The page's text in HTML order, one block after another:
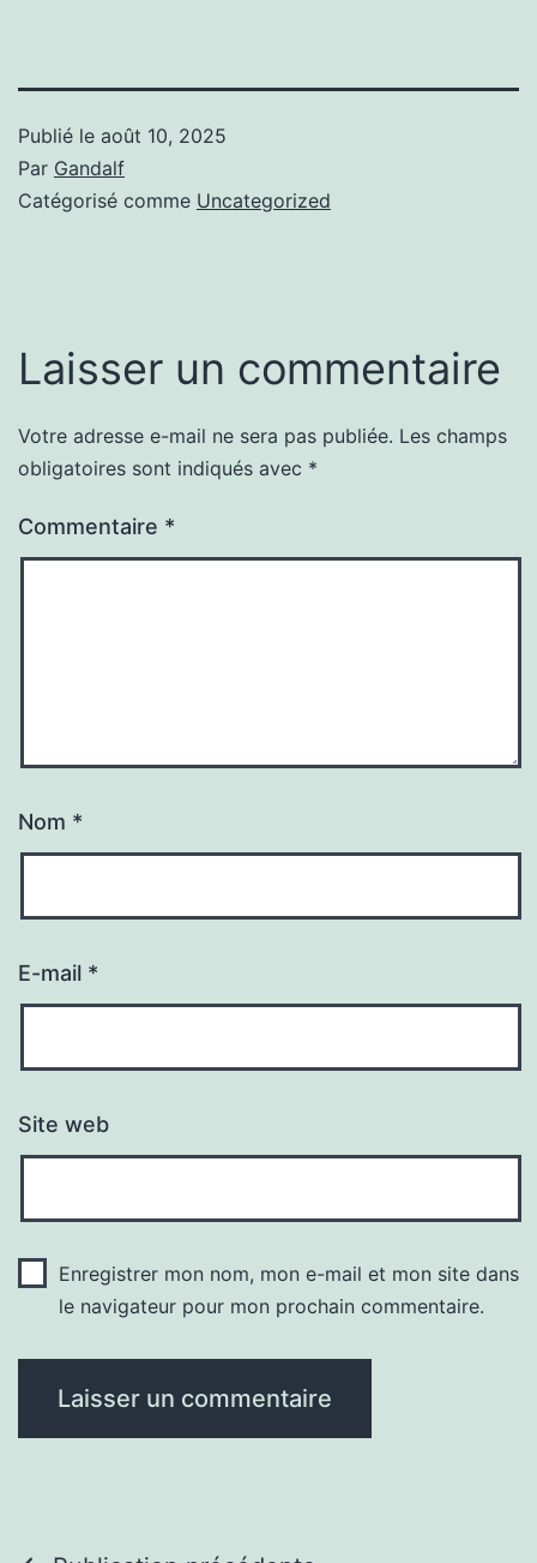
Publié le août 10, 2025
Par Gandalf
Catégorisé comme Uncategorized
Laisser un commentaire
Votre adresse e-mail ne sera pas publiée. Les champs
obligatoires sont indiqués avec *
Commentaire *
Nom *
E-mail *
Site web
Enregistrer mon nom, mon e-mail et mon site dans
le navigateur pour mon prochain commentaire.